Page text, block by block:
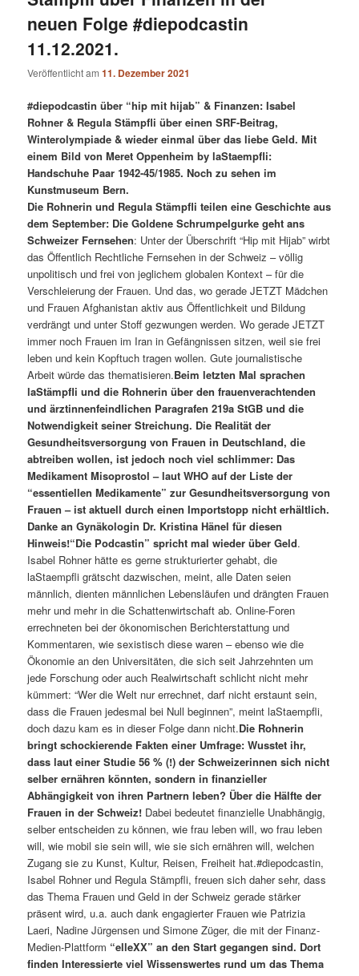
neuen Folge #diepodcastin
11.12.2021.
Veröffentlicht am11. Dezember 2021
#diepodcastin über “hip mit hijab” & Finanzen: Isabel
Rohner & Regula Stämpfli über einen SRF-Beitrag,
Winterolympiade & wieder einmal über das liebe Geld. Mit
einem Bild von Meret Oppenheim by laStaempfli:
Handschuhe Paar 1942-45/1985. Noch zu sehen im
Kunstmuseum Bern.
Die Rohnerin und Regula Stämpfli teilen eine Geschichte aus
dem September: Die Goldene Schrumpelgurke geht ans
Schweizer Fernsehen: Unter der Überschrift “Hip mit Hijab” wirbt
das Öffentlich Rechtliche Fernsehen in der Schweiz – völlig
unpolitisch und frei von jeglichem globalen Kontext – für die
Verschleierung der Frauen. Und das, wo gerade JETZT Mädchen
und Frauen Afghanistan aktiv aus Öffentlichkeit und Bildung
verdrängt und unter Stoff gezwungen werden. Wo gerade JETZT
immer noch Frauen im Iran in Gefängnissen sitzen, weil sie frei
leben und kein Kopftuch tragen wollen. Gute journalistische
Arbeit würde das thematisieren.Beim letzten Mal sprachen
laStämpfli und die Rohnerin über den frauenverachtenden
und ärztinnenfeindlichen Paragrafen 219a StGB und die
Notwendigkeit seiner Streichung. Die Realität der
Gesundheitsversorgung von Frauen in Deutschland, die
abtreiben wollen, ist jedoch noch viel schlimmer: Das
Medikament Misoprostol – laut WHO auf der Liste der
“essentiellen Medikamente” zur Gesundheitsversorgung von
Frauen – ist aktuell durch einen Importstopp nicht erhältlich.
Danke an Gynäkologin Dr. Kristina Hänel für diesen
Hinweis!“Die Podcastin” spricht mal wieder über Geld.
Isabel Rohner hätte es gerne strukturierter gehabt, die
laStaempfli grätscht dazwischen, meint, alle Daten seien
männlich, dienten männlichen Lebensläufen und drängten Frauen
mehr und mehr in die Schattenwirtschaft ab. Online-Foren
errechneten bei der ökonomischen Berichterstattung und
Kommentaren, wie sexistisch diese waren – ebenso wie die
Ökonomie an den Universitäten, die sich seit Jahrzehnten um
jede Forschung oder auch Realwirtschaft schlicht nicht mehr
kümmert: “Wer die Welt nur errechnet, darf nicht erstaunt sein,
dass die Frauen jedesmal bei Null beginnen”, meint laStaempfli,
doch dazu kam es in dieser Folge dann nicht.Die Rohnerin
bringt schockierende Fakten einer Umfrage: Wusstet ihr,
dass laut einer Studie 56 % (!) der Schweizerinnen sich nicht
selber ernähren könnten, sondern in finanzieller
Abhängigkeit von ihren Partnern leben? Über die Hälfte der
Frauen in der Schweiz! Dabei bedeutet finanzielle Unabhängig,
selber entscheiden zu können, wie frau leben will, wo frau leben
will, wie mobil sie sein will, wie sie sich ernähren will, welchen
Zugang sie zu Kunst, Kultur, Reisen, Freiheit hat.#diepodcastin,
Isabel Rohner und Regula Stämpfli, freuen sich daher sehr, dass
das Thema Frauen und Geld in der Schweiz gerade stärker
präsent wird, u.a. auch dank engagierter Frauen wie Patrizia
Laeri, Nadine Jürgensen und Simone Züger, die mit der Finanz-
Medien-Plattform “elleXX” an den Start gegangen sind. Dort
finden Interessierte viel Wissenswertes rund um das Thema